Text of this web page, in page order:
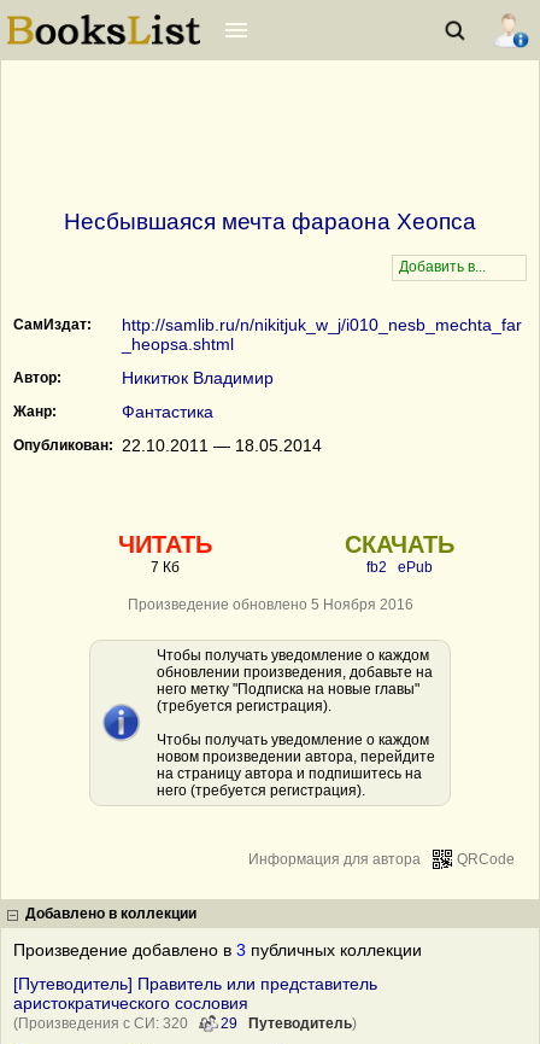
Несбывшаяся мечта фараона Хеопса
СамИздат:
http://samlib.ru/n/nikitjuk_w_j/i010_nesb_mechta_far
_heopsa.shtml
Автор: Никитюк Владимир
Жанр: Фантастика
Опубликован: 22.10.2011 — 18.05.2014
ЧИТАТЬ
7 Кб
СКАЧАТЬ
fb2 ePub
Произведение обновлено 5 Ноября 2016
Чтобы получать уведомление о каждом
обновлении произведения, добавьте на
него метку "Подписка на новые главы"
(требуется регистрация).
Чтобы получать уведомление о каждом
новом произведении автора, перейдите
на страницу автора и подпишитесь на
него (требуется регистрация).
QRCode
Информация для автора
Добавлено в коллекции
Произведение добавлено в 3 публичных коллекции
[Путеводитель] Правитель или представитель
аристократического сословия
(Произведения с СИ: 320 29 Путеводитель)